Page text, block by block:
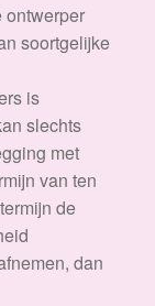
ontwerper
soortgelijke
is
slechts
met
van ten
de
dan